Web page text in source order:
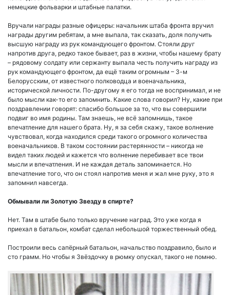
немецкие фольварки и штабные палатки.
Вручали награды разные офицеры: начальник штаба фронта вручил
награды другим ребятам, а мне выпала, так сказать, доля получить
высшую награду из рук командующего фронтом. Стояли друг
напротив друга, редко такое бывает, раз в жизни, чтобы нашему брату
– рядовому солдату или сержанту выпала честь получить награду из
рук командующего фронтом, да ещё таким огромным – 3-м
Белорусским, от известного полководца и военачальника,
исторической личности. По-другому я его тогда не воспринимал, и не
было мысли как-то его запомнить. Какие слова говорил? Ну, какие при
поздравлении говорят: спасибо большое за то, что вы совершили
подвиг во имя родины. Там знаешь, не всё запомнишь, такое
впечатление для нашего брата. Ну, я за себя скажу, такое волнение
чувствовал, когда находился среди такого огромного количества
военачальников. В таком состоянии растерянности – никогда не
видел таких людей и кажется что волнение перебивает все твои
мысли и впечатления. И не каждая деталь запоминается. Но
впечатление того, что он стоял напротив меня и жал мне руку, это я
запомнил навсегда.
Обмывали ли Золотую Звезду в спирте?
Нет. Там в штабе было только вручение наград. Это уже когда я
приехал в батальон, комбат сделал небольшой торжественный обед.
Построили весь сапёрный батальон, начальство поздравило, было и
сто грамм. Но чтобы я Звёздочку в рюмку опускал, такого не помню.